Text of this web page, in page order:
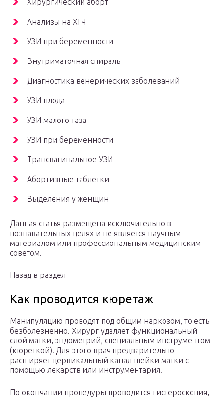
Хирургический аборт
Анализы на ХГЧ
УЗИ при беременности
Внутриматочная спираль
Диагностика венерических заболеваний
УЗИ плода
УЗИ малого таза
УЗИ при беременности
Трансвагинальное УЗИ
Абортивные таблетки
Выделения у женщин
Данная статья размещена исключительно в
познавательных целях и не является научным
материалом или профессиональным медицинским
советом.
Назад в раздел
Как проводится кюретаж
Манипуляцию проводят под общим наркозом, то есть
безболезненно. Хирург удаляет функциональный
слой матки, эндометрий, специальным инструментом
(кюреткой). Для этого врач предварительно
расширяет цервикальный канал шейки матки с
помощью лекарств или инструментария.
По окончании процедуры проводится гистероскопия,